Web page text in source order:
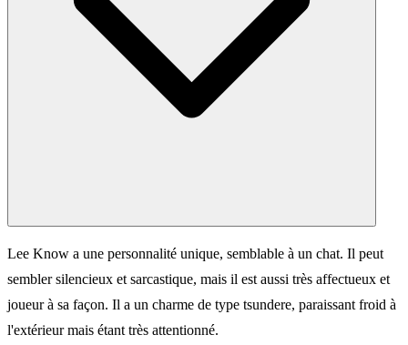
Lee Know a une personnalité unique, semblable à un chat. Il peut
sembler silencieux et sarcastique, mais il est aussi très affectueux et
joueur à sa façon. Il a un charme de type tsundere, paraissant froid à
l'extérieur mais étant très attentionné.